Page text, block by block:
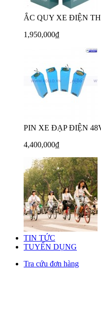
ẮC QUY XE ĐIỆN
1,950,000₫
PIN XE ĐẠP ĐIỆN
4,400,000₫
TIN TỨC
TUYỂN DỤNG
Tra cứu đơn hàng